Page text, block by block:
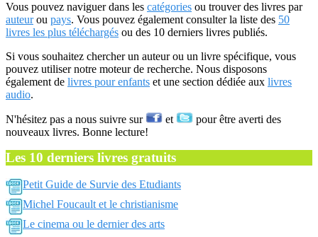
Vous pouvez naviguer dans les catégories ou trouver des livres par
auteurou pays. Vous pouvez également consulter la liste des 50
livres les plus téléchargés ou des 10 derniers livres publiés.
Si vous souhaitez chercher un auteur ou un livre spécifique, vous
pouvez utiliser notre moteur de recherche. Nous disposons
également de livres pour enfants et une section dédiée aux livres
audio.
N'hésitez pas a nous suivre sur et
pour être averti des
nouveaux livres. Bonne lecture!
Les 10 derniers livres gratuits
Petit Guide de Survie des Etudiants
Michel Foucault et le christianisme
Le cinema ou le dernier des arts